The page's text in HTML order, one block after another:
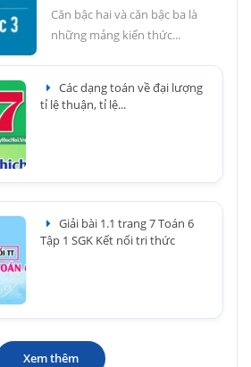
Căn bậc hai và căn bậc ba là
những mảng kiến thức...
Các dạng toán về đại lượng
tỉ lệ thuận, tỉ lệ...
Giải bài 1.1 trang 7 Toán 6
Tập 1 SGK Kết nối tri thức
Xem thêm